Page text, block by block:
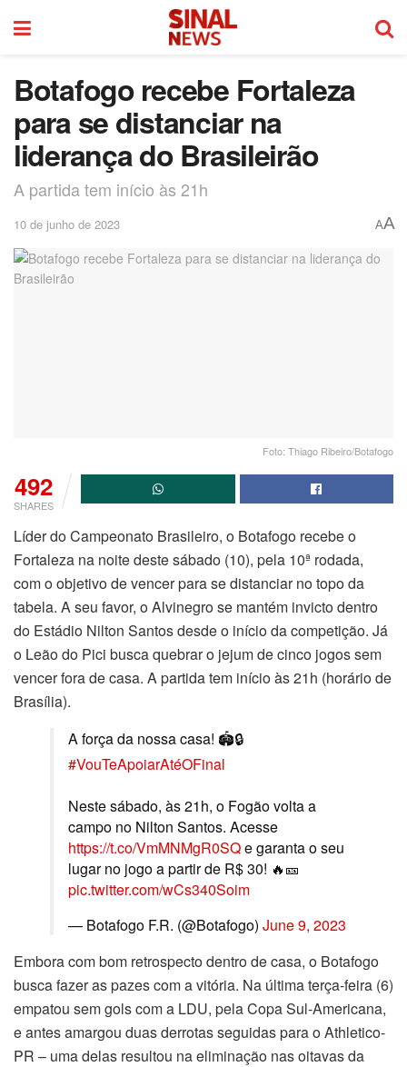
Botafogo recebe Fortaleza
para se distanciar na
liderança do Brasileirão
A partida tem início às 21h
10 de junho de 2023 AA
Foto: Thiago Ribeiro/Botafogo
492
SHARES
Líder do Campeonato Brasileiro, o Botafogo recebe o
Fortaleza na noite deste sábado (10), pela 10ª rodada,
com o objetivo de vencer para se distanciar no topo da
tabela. A seu favor, o Alvinegro se mantém invicto dentro
do Estádio Nilton Santos desde o início da competição. Já
o Leão do Pici busca quebrar o jejum de cinco jogos sem
vencer fora de casa. A partida tem início às 21h (horário de
Brasília).
A força da nossa casa! 🏟️🔒
#VouTeApoiarAtéOFinal
Neste sábado, às 21h, o Fogão volta a
campo no Nilton Santos. Acesse
https://t.co/VmMNMgR0SQe garanta o seu
lugar no jogo a partir de R$ 30! 🔥🎫
pic.twitter.com/wCs340Soim
— Botafogo F.R. (@Botafogo) June 9, 2023
Embora com bom retrospecto dentro de casa, o Botafogo
busca fazer as pazes com a vitória. Na última terça-feira (6)
empatou sem gols com a LDU, pela Copa Sul-Americana,
e antes amargou duas derrotas seguidas para o Athletico-
PR – uma delas resultou na eliminação nas oitavas da